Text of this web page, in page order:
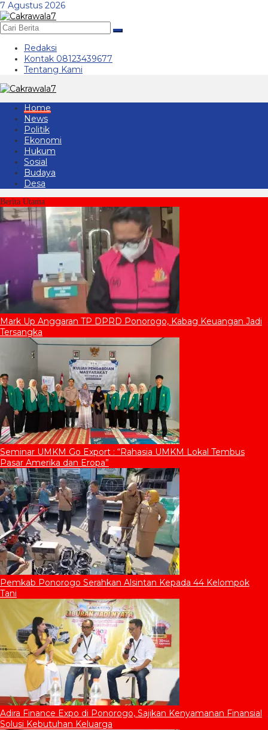
Lewati
ke
konten
7 Agustus 2026
Redaksi
Kontak 08123439677
Tentang Kami
Home
News
Politik
Ekonomi
Hukum
Sosial
Budaya
Desa
Berita Utama
Mark Up Anggaran TP DPRD Ponorogo, Kabag Keuangan Jadi
Tersangka
Seminar UMKM Go Export : “Rahasia UMKM Lokal Tembus
Pasar Amerika dan Eropa”
Pemkab Ponorogo Serahkan Alsintan Kepada 44 Kelompok
Tani
Adira Finance Expo di Ponorogo, Sajikan Kenyamanan Finansial
Solusi Kebutuhan Keluarga